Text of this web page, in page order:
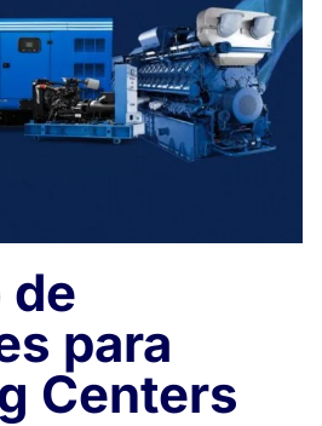
de
para
Centers